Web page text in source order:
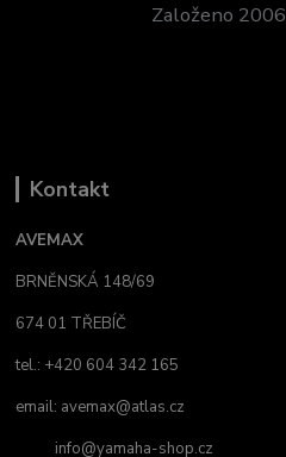
Založeno 2006
Kontakt
AVEMAX
BRNĚNSKÁ 148/69
674 01 TŘEBÍČ
tel.: +420 604 342 165
email: avemax@atlas.cz
info@yamaha-shop.cz